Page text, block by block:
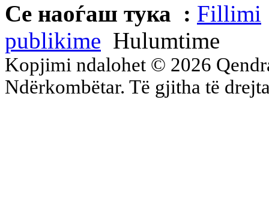
Се наоѓаш тука : Fillimi
publikime Hulumtime
Kopjimi ndalohet © 2026
Ndërkombëtar. Të gjitha të